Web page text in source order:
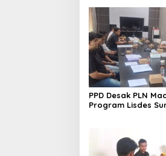
PPD Desak PLN
Program Lisdes